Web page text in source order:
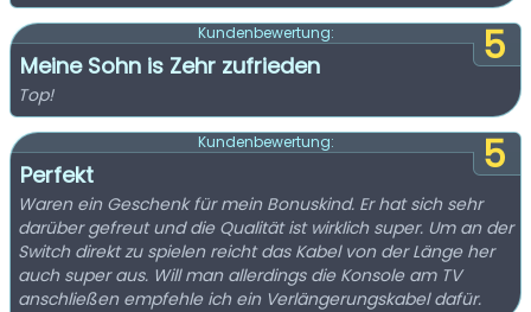
5
Kundenbewertung:
Meine Sohn is Zehr zufrieden
Top!
5
Kundenbewertung:
Perfekt
Waren ein Geschenk für mein Bonuskind. Er hat sich sehr
darüber gefreut und die Qualität ist wirklich super. Um an der
Switch direkt zu spielen reicht das Kabel von der Länge her
auch super aus. Will man allerdings die Konsole am TV
anschließen empfehle ich ein Verlängerungskabel dafür.